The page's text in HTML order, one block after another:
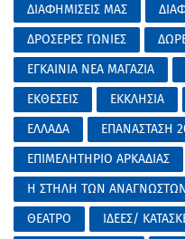
ΔΙΑΦΗΜΙΣΕΙΣ ΜΑΣ
ΔΡΟΣΕΡΕΣ ΓΩΝΙΕΣ
ΕΓΚΑΙΝΙΑ ΝΕΑ ΜΑΓΑΖΙΑ
ΕΚΘΕΣΕΙΣ
ΕΚΚΛΗΣΙΑ
ΕΛΛΑΔΑ
ΕΠΑΝΑΣΤΑΣΗ
ΕΠΙΜΕΛΗΤΗΡΙΟ ΑΡΚΑΔΙΑΣ
Η ΣΤΗΛΗ ΤΩΝ
ΘΕΑΤΡΟ
ΙΔΕΕΣ/